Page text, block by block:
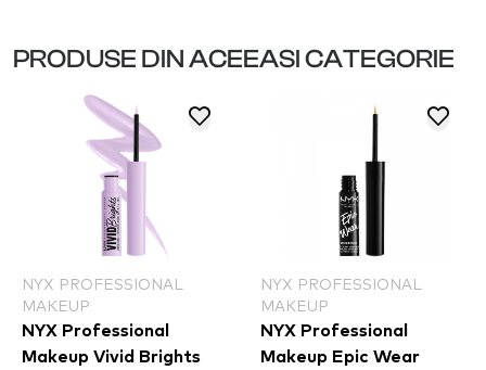
PRODUSE DIN ACEEASI CATEGORIE
NYX PROFESSIONAL
MAKEUP
NYX Professional
Makeup Vivid Brights
NYX PROFESSIONAL
MAKEUP
NYX Professional
Makeup Epic Wear